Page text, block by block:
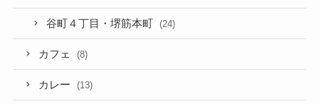
谷町４丁目・堺筋本町 (24)
カフェ (8)
カレー (13)